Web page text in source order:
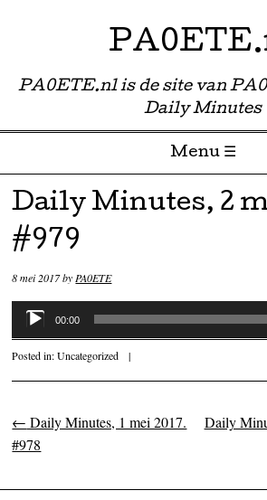
PA0ETE.nl is de site van
Daily Minutes
Menu ☰
Skip to content
Daily Minutes, 2
#979
8 mei 2017byPA0ETE
Audiospeler
00:00
Posted in:Uncategorized |
Post navigation
← Daily Minutes, 1 mei 2017.
#978
Daily